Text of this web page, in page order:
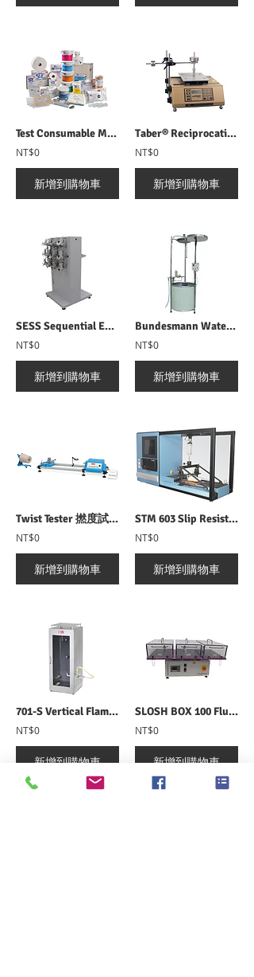
Test Consumable Materials 試驗用耗材總覽
NT$0
新增到購物車
Taber® Reciprocating Abraser 5900 往復式耐磨測試儀
NT$0
新增到購物車
SESS Sequential End Sampling System 自動換紗器
NT$0
新增到購物車
Bundesmann Water Repellency Tester 邦迪斯門雨淋試驗機
NT$0
新增到購物車
Twist Tester 撚度試驗機
NT$0
新增到購物車
STM 603 Slip Resistance Tester 鞋類動態止滑/防滑試驗機
NT$0
新增到購物車
701-S Vertical Flammability 垂直燃燒試驗機
NT$0
新增到購物車
SLOSH BOX 100 Flushability Tester 晃動箱
NT$0
新增到購物車